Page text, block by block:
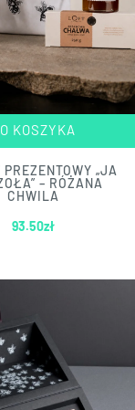
KOSZYKA
PREZENTOWY „JA
– RÓŻANA
CHWILA
93.50zł